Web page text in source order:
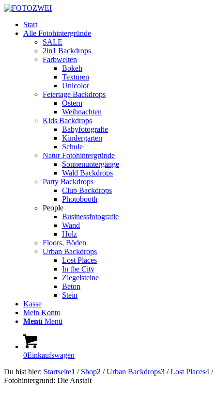
Start
Alle Fotohintergründe
SALE
2in1 Backdrops
Farbwelten
Bokeh
Texturen
Unicolor
Feiertage Backdrops
Ostern
Weihnachten
Kids Backdrops
Babyfotografie
Kindergarten
Schule
Natur Fotohintergründe
Sonnenuntergänge
Wald Backdrops
Party Backdrops
Club Backdrops
Photobooth
People
Businessfotografie
Wand
Holz
Floors, Böden
Urban Backdrops
Lost Places
In the City
Ziegelsteine
Beton
Stein
Kasse
Mein Konto
Menü Menü
0Einkaufswagen
Du bist hier: Startseite1 / Shop2 / Urban Backdrops3 / Lost Places4 /
Fotohintergrund: Die Anstalt